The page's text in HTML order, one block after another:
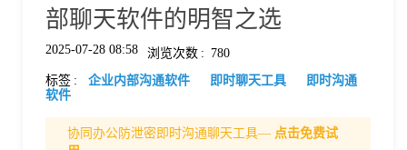
部聊天软件的明智之选
2025-07-28 08:58 浏览次数 : 780
标签 : 企业内部沟通软件 即时聊天工具
即时沟通
软件
协同办公防泄密即时沟通聊天工具— 点击免费试